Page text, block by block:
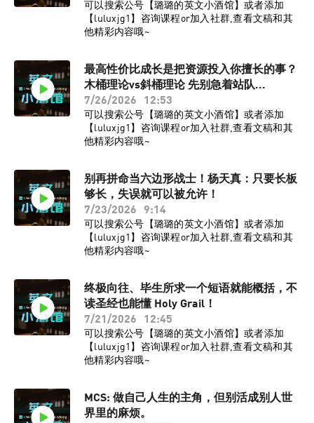
可以搜索公号【璐璐的英文小酒馆】或者添加
【luluxjg1】咨询课程or加入社群,查看文稿和其
他精彩内容哦~
最高性价比成长是把资源投入你擅长的事？
木桶理论vs斜桶理论 先别急着站队...
7/26/2026
12:53
可以搜索公号【璐璐的英文小酒馆】或者添加
【luluxjg1】咨询课程or加入社群,查看文稿和其
他精彩内容哦~
别再拼命当六边形战士！杨天真：只要长板
够长，失误就可以被允许！
7/23/2026
9:14
可以搜索公号【璐璐的英文小酒馆】或者添加
【luluxjg1】咨询课程or加入社群,查看文稿和其
他精彩内容哦~
终极向往、毕生所求一个短语就能概括，不
读圣经也能懂 Holy Grail！
7/21/2026
12:45
可以搜索公号【璐璐的英文小酒馆】或者添加
【luluxjg1】咨询课程or加入社群,查看文稿和其
他精彩内容哦~
MCS: 做自己人生的主角，但别活成别人世
界里的麻烦。